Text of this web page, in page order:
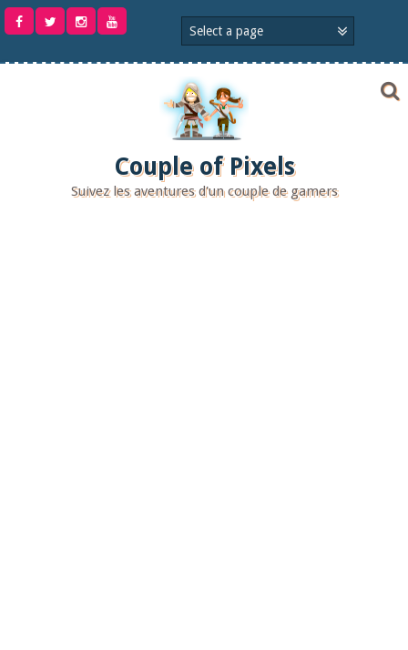
Aller
Couple of Pixels
Suivez les aventures d'un couple de gamers